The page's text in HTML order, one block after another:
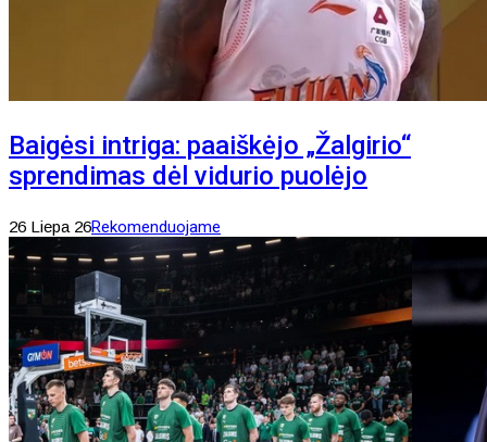
Baigėsi intriga: paaiškėjo „Žalgirio“
sprendimas dėl vidurio puolėjo
26 Liepa 26Rekomenduojame